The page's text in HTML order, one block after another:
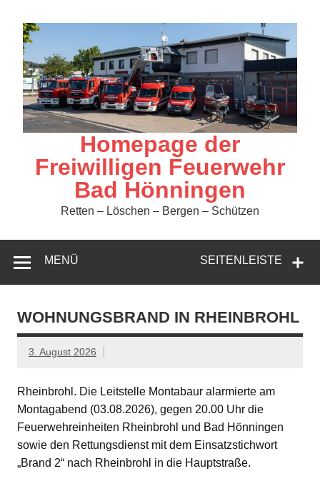
springen
Homepage der
Freiwilligen Feuerwehr
Bad Hönningen
Retten – Löschen – Bergen – Schützen
SEITENLEISTE
MENÜ
WOHNUNGSBRAND IN RHEINBROHL
3. August 2026
Rheinbrohl. Die Leitstelle Montabaur alarmierte am
Montagabend (03.08.2026), gegen 20.00 Uhr die
Feuerwehreinheiten Rheinbrohl und Bad Hönningen
sowie den Rettungsdienst mit dem Einsatzstichwort
„Brand 2“ nach Rheinbrohl in die Hauptstraße.